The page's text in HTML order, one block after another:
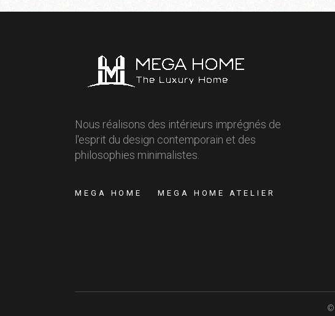
Nous réalisons des intérieurs imprégnés de
l'esprit du design contemporain et des
philosophies minimalistes.
MEGA HOME MEGA HOME ATELIER
©